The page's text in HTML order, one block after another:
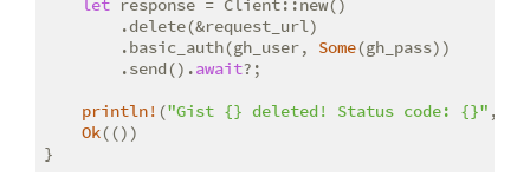
let response = Client::new()
        .delete(&request_url)
        .basic_auth(gh_user,
Some(gh_pass))
        .send().
await?;
println! ("Gist {} deleted! Status code: {}"
Ok(())
}